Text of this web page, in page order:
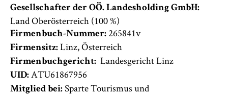
Gesellschafter der OÖ. Landesholding GmbH:
Land Oberösterreich (100 %)
Firmenbuch-Nummer: 265841v
Firmensitz: Linz, Österreich
Firmenbuchgericht: Landesgericht Linz
UID: ATU61867956
Mitglied bei: Sparte Tourismus und